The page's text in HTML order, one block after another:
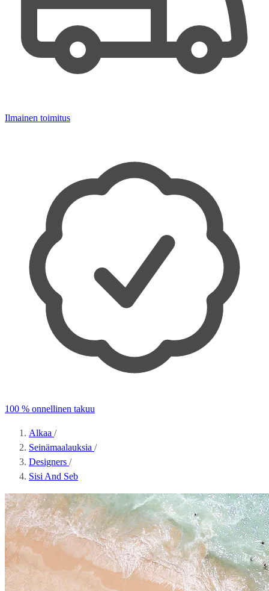
Ilmainen toimitus
100 % onnellinen takuu
Alkaa /
Seinämaalauksia /
Designers /
Sisi And Seb